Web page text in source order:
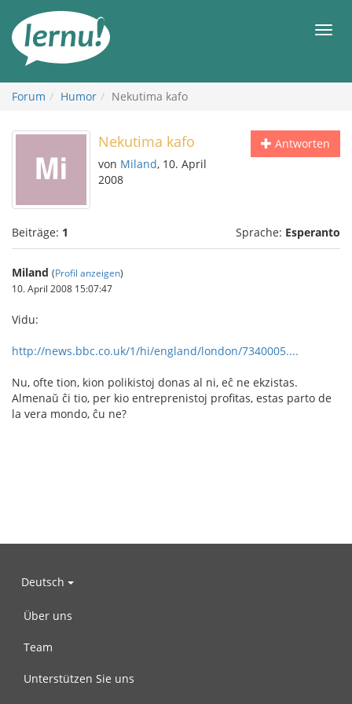
Inhalt
Forum Humor Nekutima kafo
Antworten
Nekutima kafo
von Miland, 10. April
2008
Beiträge: 1 Sprache: Esperanto
Miland (Profil anzeigen)
10. April 2008 15:07:47
Vidu:
http://news.bbc.co.uk/1/hi/england/london/7340005....
Nu, ofte tion, kion polikistoj donas al ni, eĉ ne ekzistas.
Almenaŭ ĉi tio, per kio entreprenistoj profitas, estas parto de
la vera mondo, ĉu ne?
Deutsch
Über uns
Team
Unterstützen Sie uns